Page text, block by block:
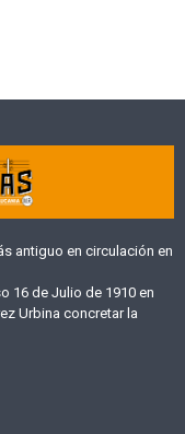
antiguo en circulación en
16 de Julio de 1910 en
Urbina concretar la